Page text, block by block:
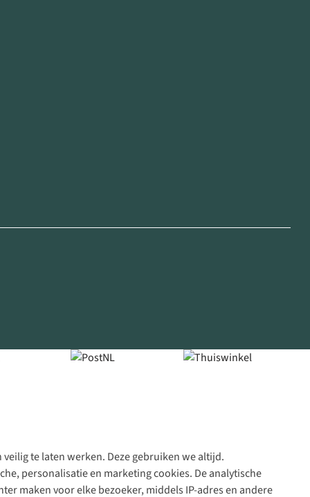
te laten werken. Deze gebruiken we altijd.
personalisatie en marketing cookies. De analytische
maken voor elke bezoeker, middels IP-adres en andere